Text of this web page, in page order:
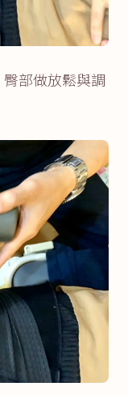
部做放鬆與調